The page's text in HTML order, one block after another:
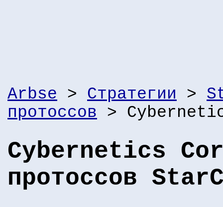
Arbse > Стратегии >
протоссов >
Cybernetics
протоссов